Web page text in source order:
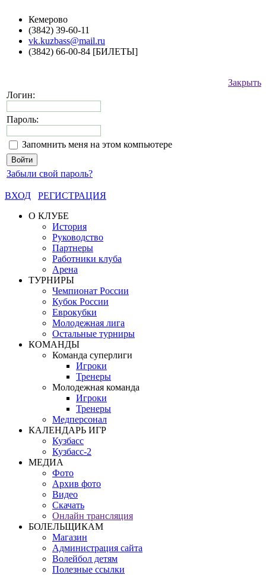
Кемерово
(3842) 39-60-11
vk.kuzbass@mail.ru
(3842) 66-00-84 [БИЛЕТЫ]
Закрыть
Логин:
Пароль:
Запомнить меня на этом компьютере
Забыли свой пароль?
ВХОД
РЕГИСТРАЦИЯ
О КЛУБЕ
История
Руководство
Партнеры
Работники клуба
Арена
ТУРНИРЫ
Чемпионат России
Кубок России
Еврокубки
Молодежная лига
Остальные турниры
КОМАНДЫ
Команда суперлиги
Игроки
Тренеры
Молодежная команда
Игроки
Тренеры
Медперсонал
КАЛЕНДАРЬ ИГР
Кузбасс
Кузбасс-2
МЕДИА
Фото
Архив фото
Видео
Скачать
Онлайн трансляция
БОЛЕЛЬЩИКАМ
Магазин
Администрация сайта
Волейбол детям
Полезные ссылки